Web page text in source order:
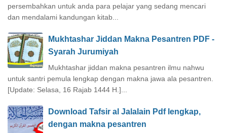
persembahkan untuk anda para pelajar yang sedang mencari
dan mendalami kandungan kitab...
Mukhtashar Jiddan Makna Pesantren PDF -
Syarah Jurumiyah
Mukhtashar jiddan makna pesantren ilmu nahwu
untuk santri pemula lengkap dengan makna jawa ala pesantren.
[Update: Selasa, 16 Rajab 1444 H.]...
Download Tafsir al Jalalain Pdf lengkap,
dengan makna pesantren